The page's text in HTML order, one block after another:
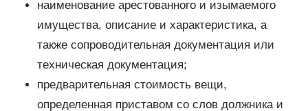
наименование арестованного и изымаемого
имущества, описание и характеристика, а
также сопроводительная документация или
техническая документация;
предварительная стоимость вещи,
определенная приставом со слов должника и